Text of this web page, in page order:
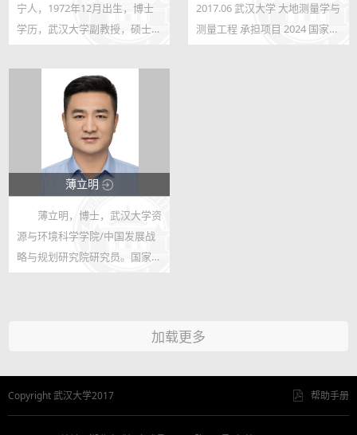
52
宁人，1972年12月出生，博士
学历，武汉大学副教授，硕士生
业委员会秘书。2012年9月至
2013年8月在美国加利福尼亚大
学戴维斯分校做访问学者。主要
从事水库...
17
2017.06 武汉大学 大地测量学与
测量工程 承担项目 2024 国家自
薄立明
7946
6
薄立明，博士，武汉大学资
源与环境科学学院/中国发展战
略与规划研究院研究员。国家注
省测绘地理信息学会调查监测专加载更多
Copyright 武汉大学2017 帮助手册